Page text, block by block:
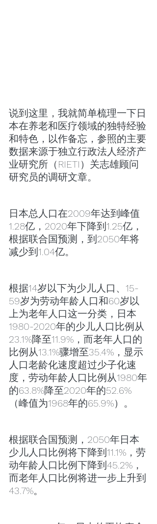
说到这里，我就简单梳理一下日
本在养老和医疗领域的独特经验
和特色，以作备忘，参照的主要
数据来源于独立行政法人经济产
业研究所（RIETI）关志雄顾问
研究员的调研文章。
日本总人口在2009年达到峰值
1.28亿，2020年下降到1.25亿，
根据联合国预测，到2050年将
减少到1.04亿。
根据14岁以下为少儿人口、15-
59岁为劳动年龄人口和60岁以
上为老年人口这一分类，日本
1980-2020年的少儿人口比例从
23.1%降至11.9%，而老年人口的
比例从13.1%骤增至35.4%，显示
人口老龄化速度超过少子化速
度，劳动年龄人口比例从1980年
的63.8%降至2020年的52.6%
（峰值为1968年的65.9%）。
根据联合国预测，2050年日本
少儿人口比例将下降到11.1%，劳
动年龄人口比例下降到45.2%，
而老年人口比例将进一步上升到
43.7%。